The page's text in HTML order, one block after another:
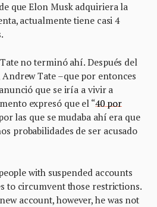
que Elon Musk adquiriera la
actualmente tiene casi 4
no terminó ahí. Después del
Tate –que por entonces
que se iría a vivir a
expresó que el “40 por
las que se mudaba ahí era que
probabilidades de ser acusado
with suspended accounts
to circumvent those restrictions.
account, however, he was not